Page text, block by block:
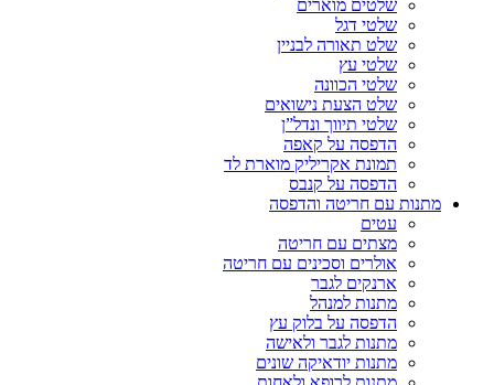
שלטים מוארים
שלטי דגל
שלט תאורה לבניין
שלטי עץ
שלטי הכוונה
שלט הצעת נישואים
שלטי תיווך ונדל”ן
הדפסה על קאפה
תמונת אקריליק מוארת לד
הדפסה על קנבס
מתנות עם חריטה והדפסה
עטים
מצתים עם חריטה
אולרים וסכינים עם חריטה
ארנקים לגבר
מתנות למנהל
הדפסה על בלוק עץ
מתנות לגבר ולאישה
מתנות יודאיקה שונים